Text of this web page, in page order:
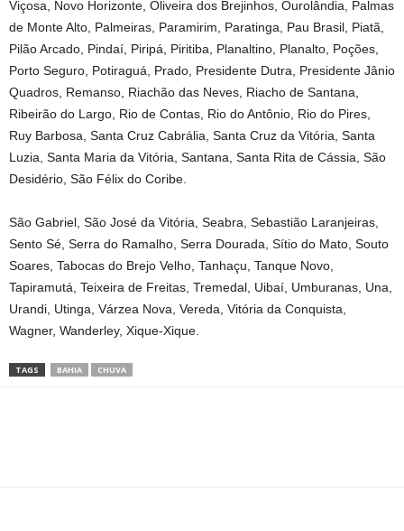
Viçosa, Novo Horizonte, Oliveira dos Brejinhos, Ourolândia, Palmas
de Monte Alto, Palmeiras, Paramirim, Paratinga, Pau Brasil, Piatã,
Pilão Arcado, Pindaí, Piripá, Piritiba, Planaltino, Planalto, Poções,
Porto Seguro, Potiraguá, Prado, Presidente Dutra, Presidente Jânio
Quadros, Remanso, Riachão das Neves, Riacho de Santana,
Ribeirão do Largo, Rio de Contas, Rio do Antônio, Rio do Pires,
Ruy Barbosa, Santa Cruz Cabrália, Santa Cruz da Vitória, Santa
Luzia, Santa Maria da Vitória, Santana, Santa Rita de Cássia, São
Desidério, São Félix do Coribe.
São Gabriel, São José da Vitória, Seabra, Sebastião Laranjeiras,
Sento Sé, Serra do Ramalho, Serra Dourada, Sítio do Mato, Souto
Soares, Tabocas do Brejo Velho, Tanhaçu, Tanque Novo,
Tapiramutá, Teixeira de Freitas, Tremedal, Uibaí, Umburanas, Una,
Urandi, Utinga, Várzea Nova, Vereda, Vitória da Conquista,
Wagner, Wanderley, Xique-Xique.
TAGS BAHIA CHUVA